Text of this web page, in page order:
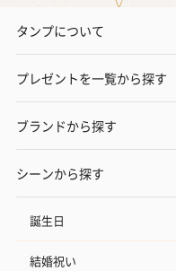
タンプについて
プレゼントを一覧から探す
ブランドから探す
シーンから探す
誕生日
結婚祝い